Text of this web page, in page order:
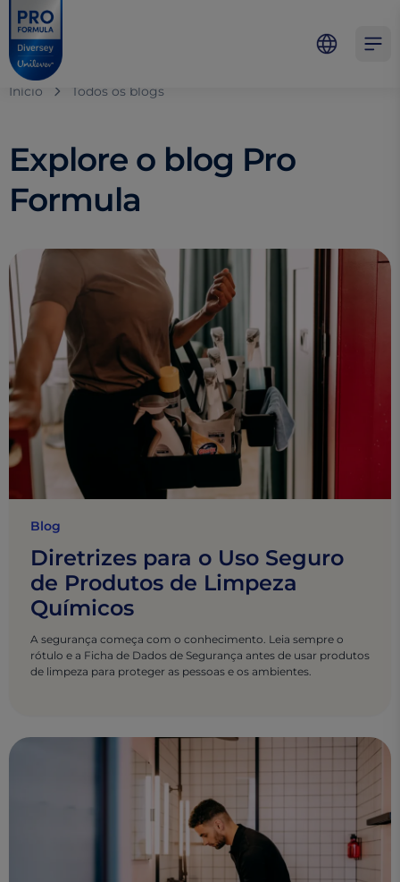
Skip to main content
Skip to navigation
Skip to footer
Pro Formula
Início Todos os blogs
Explore o blog Pro
Formula
Blog
Diretrizes para o Uso Seguro
de Produtos de Limpeza
Químicos
A segurança começa com o conhecimento. Leia sempre o
rótulo e a Ficha de Dados de Segurança antes de usar produtos
de limpeza para proteger as pessoas e os ambientes.